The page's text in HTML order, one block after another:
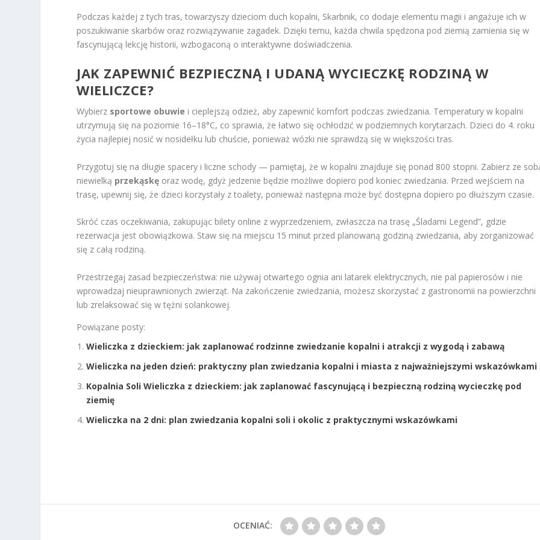
Podczas każdej z tych tras, towarzyszy dzieciom duch kopalni, Skarbnik, co dodaje elementu magii i angażuje ich w
poszukiwanie skarbów oraz rozwiązywanie zagadek. Dzięki temu, każda chwila spędzona pod ziemią zamienia się w
fascynującą lekcję historii, wzbogaconą o interaktywne doświadczenia.
JAK ZAPEWNIĆ BEZPIECZNĄ I UDANĄ WYCIECZKĘ RODZINĄ W
WIELICZCE?
Wybierz sportowe obuwie i cieplejszą odzież, aby zapewnić komfort podczas zwiedzania. Temperatury w kopalni
utrzymują się na poziomie 16–18°C, co sprawia, że łatwo się ochłodzić w podziemnych korytarzach. Dzieci do 4. roku
życia najlepiej nosić w nosidełku lub chuście, ponieważ wózki nie sprawdzą się w większości tras.
Przygotuj się na długie spacery i liczne schody — pamiętaj, że w kopalni znajduje się ponad 800 stopni. Zabierz ze
niewielką przekąskę oraz wodę, gdyż jedzenie będzie możliwe dopiero pod koniec zwiedzania. Przed wejściem na
trasę, upewnij się, że dzieci korzystały z toalety, ponieważ następna może być dostępna dopiero po dłuższym czasie.
Skróć czas oczekiwania, zakupując bilety online z wyprzedzeniem, zwłaszcza na trasę „Śladami Legend”, gdzie
rezerwacja jest obowiązkowa. Staw się na miejscu 15 minut przed planowaną godziną zwiedzania, aby zorganizować
się z całą rodziną.
Przestrzegaj zasad bezpieczeństwa: nie używaj otwartego ognia ani latarek elektrycznych, nie pal papierosów i nie
wprowadzaj nieuprawnionych zwierząt. Na zakończenie zwiedzania, możesz skorzystać z gastronomii na powierzchni
lub zrelaksować się w tężni solankowej.
Powiązane posty:
Wieliczka z dzieckiem: jak zaplanować rodzinne zwiedzanie kopalni i atrakcji z wygodą i zabawą
Wieliczka na jeden dzień: praktyczny plan zwiedzania kopalni i miasta z najważniejszymi wskazówkami
Kopalnia Soli Wieliczka z dzieckiem: jak zaplanować fascynującą i bezpieczną rodziną wycieczkę pod
ziemię
Wieliczka na 2 dni: plan zwiedzania kopalni soli i okolic z praktycznymi wskazówkami
OCENIAĆ: